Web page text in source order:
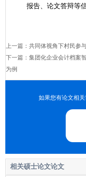
报告、论文答辩等
上一篇：共同体视角下村民参
下一篇：集团化企业会计档案
为例
如果您有论文相
相关硕士论文论文